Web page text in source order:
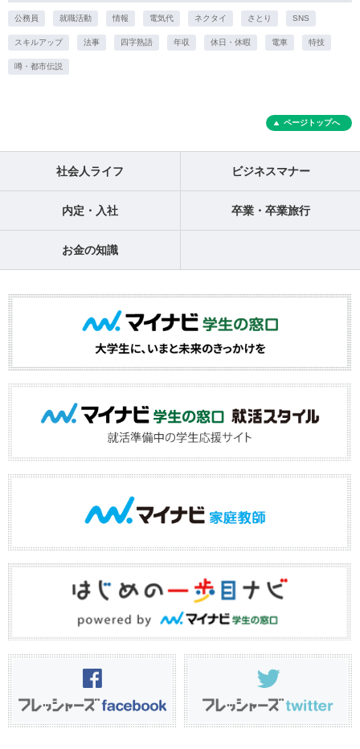
公務員 就職活動 情報 電気代 ネクタイ さとり SNS
スキルアップ 法事 四字熟語 年収 休日・休暇 電車 特技
噂・都市伝説
ページトップへ
社会人ライフ ビジネスマナー
内定・入社 卒業・卒業旅行
お金の知識